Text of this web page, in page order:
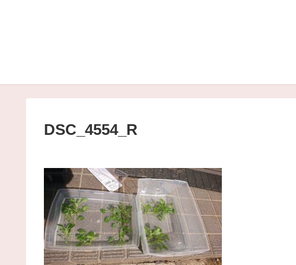
DSC_4554_R